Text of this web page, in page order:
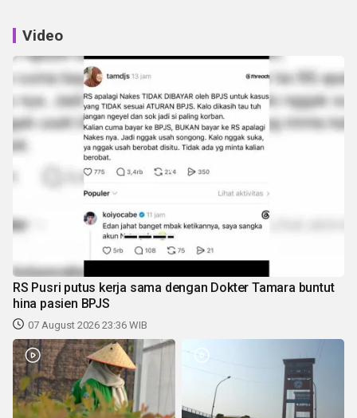
Video
RS Pusri putus kerja sama dengan Dokter Tamara buntut
hina pasien BPJS
07 August 2026 23:36 WIB